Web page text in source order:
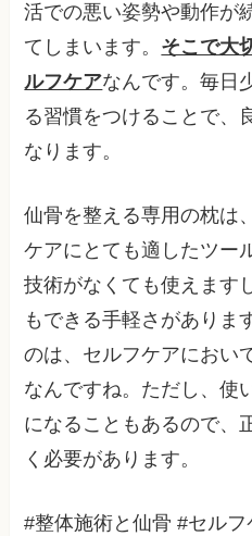
活での悪い姿勢や動作が
てしまいます。 そこで大
ルフケアなんです。毎日
る習慣をつけることで、
なります。
仙骨を整える専用の枕は
ケアにとても適したツー
技術がなくても使えます
もできる手軽さがありま
のは、セルフケアにおい
なんですね。ただし、使
になることもあるので、
く必要があります。
#整体施術と仙骨 #セル